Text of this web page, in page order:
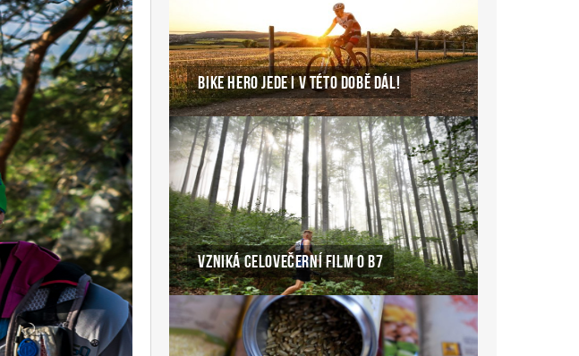
BIKE HERO JEDE I V TÉTO DOBĚ DÁL!
VZNIKÁ CELOVEČERNÍ FILM O B7